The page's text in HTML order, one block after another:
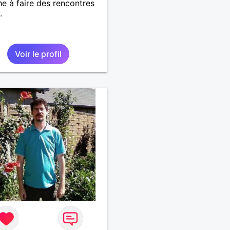
à faire des rencontres
Voir le profil